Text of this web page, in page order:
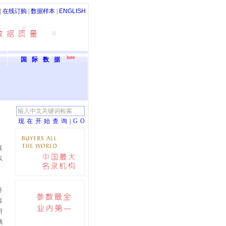
在线订购 数据样本 ENGLISH
国际数据 here
现在开始查询|G O